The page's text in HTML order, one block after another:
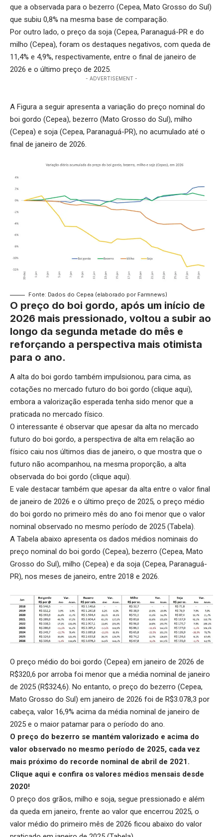
que a observada para o bezerro (Cepea, Mato Grosso do Sul)
que subiu 0,8% na mesma base de comparação.
Por outro lado, o preço da soja (Cepea, Paranaguá-PR e do
milho (Cepea), foram os destaques negativos, com queda de
11,4% e 4,9%, respectivamente, entre o final de janeiro de
2026 e o último preço de 2025.
- ADVERTISEMENT -
A Figura a seguir apresenta a variação do preço nominal do
boi gordo (Cepea), bezerro (Mato Grosso do Sul), milho
(Cepea) e soja (Cepea, Paranaguá-PR), no acumulado até o
final de janeiro de 2026.
Fonte: Dados do Cepea (elaborado por Farmnews)
O preço do boi gordo, após um início de
2026 mais pressionado, voltou a subir ao
longo da segunda metade do mês e
reforçando a perspectiva mais otimista
para o ano.
A alta do boi gordo também impulsionou, para cima, as
cotações no mercado futuro do boi gordo (clique aqui),
embora a valorização esperada tenha sido menor que a
praticada no mercado físico.
O interessante é observar que apesar da alta no mercado
futuro do boi gordo, a perspectiva de alta em relação ao
físico caiu nos últimos dias de janeiro, o que mostra que o
futuro não acompanhou, na mesma proporção, a alta
observada do boi gordo (clique aqui).
E vale destacar também que apesar da alta entre o valor final
de janeiro de 2026 e o último preço de 2025, o preço médio
do boi gordo no primeiro mês do ano foi menor que o valor
nominal observado no mesmo período de 2025 (Tabela).
A Tabela abaixo apresenta os dados médios nominais do
preço nominal do boi gordo (Cepea), bezerro (Cepea, Mato
Grosso do Sul), milho (Cepea) e da soja (Cepea, Paranaguá-
PR), nos meses de janeiro, entre 2018 e 2026.
O preço médio do boi gordo (Cepea) em janeiro de 2026 de
R$320,6 por arroba foi menor que a média nominal de janeiro
de 2025 (R$324,6). No entanto, o preço do bezerro (Cepea,
Mato Grosso do Sul) em janeiro de 2026 foi de R$3.078,3 por
cabeça, valor 16,9% acima da média nominal de janeiro de
2025 e o maior patamar para o período do ano.
O preço do bezerro se mantém valorizado e acima do
valor observado no mesmo período de 2025, cada vez
mais próximo do recorde nominal de abril de 2021.
Clique aqui e confira os valores médios mensais desde
2020!
O preço dos grãos, milho e soja, segue pressionado e além
da queda em janeiro, frente ao valor que encerrou 2025, o
valor médio do primeiro mês de 2026 ficou abaixo do valor